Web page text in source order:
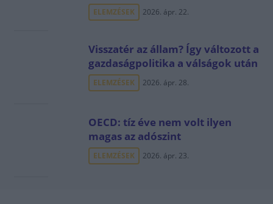
ELEMZÉSEK 2026. ápr. 22.
Visszatér az állam? Így változott a
gazdaságpolitika a válságok után
ELEMZÉSEK 2026. ápr. 28.
OECD: tíz éve nem volt ilyen
magas az adószint
ELEMZÉSEK 2026. ápr. 23.